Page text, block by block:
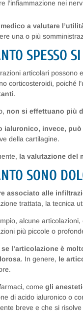
l’infiammazione nei
a valutare
una o più
SPESSO
articolari possono
corticosteroidi, poiché
.
non si effettuano più
ialuronico, invece,
della cartilagine.
la valutazione del
SONO
associato alle
trattata, la tecnica
alcune
più piccole o
se l’articolazione è
. In genere, le
comegli
di acido ialuronico o
breve e che si